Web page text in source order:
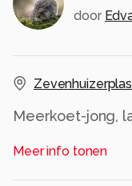
door
Zevenhuizerplas
Meerkoet-jong,
Vind het ook
vader op de
Meer info tonen